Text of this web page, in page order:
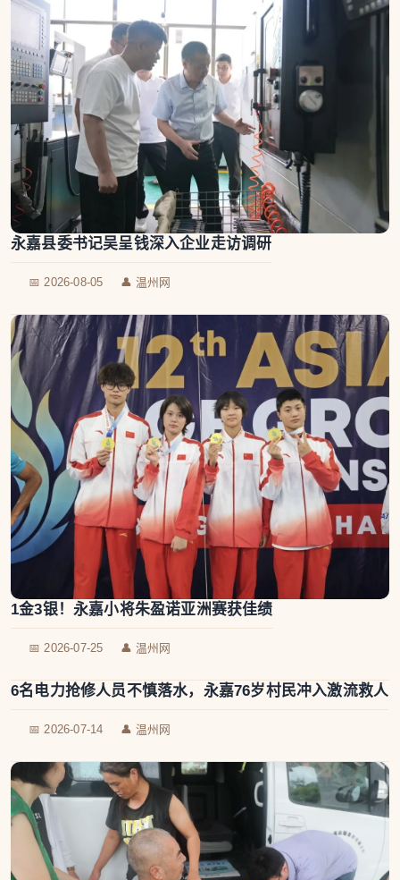
永嘉县委书记吴呈钱深入企业走访调研
📅 2026-08-05 👤 温州网
1金3银！永嘉小将朱盈诺亚洲赛获佳绩
📅 2026-07-25 👤 温州网
6名电力抢修人员不慎落水，永嘉76岁村民冲入激流救人
📅 2026-07-14 👤 温州网